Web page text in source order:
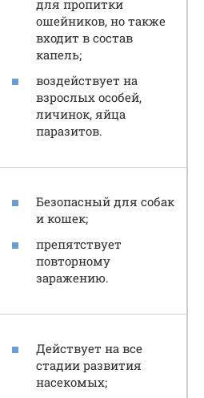
для пропитки
ошейников, но также
входит в состав
капель;
воздействует на
взрослых особей,
личинок, яйца
паразитов.
Безопасный для собак
и кошек;
препятствует
повторному
заражению.
Действует на все
стадии развития
насекомых;